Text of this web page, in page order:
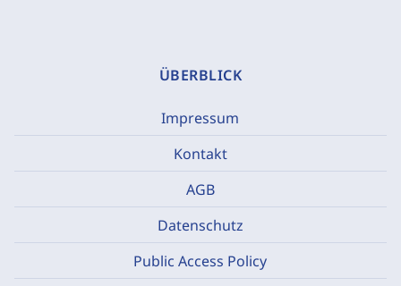
ÜBERBLICK
Impressum
Kontakt
AGB
Datenschutz
Public Access Policy